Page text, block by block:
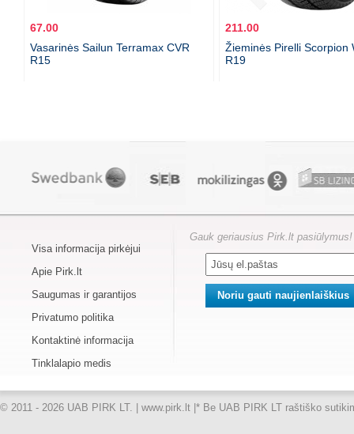
67.00
Vasarinės Sailun Terramax CVR
R15
211.00
Žieminės Pirelli Scorpion
R19
Visa informacija pirkėjui
Apie Pirk.lt
Saugumas ir garantijos
Privatumo politika
Kontaktinė informacija
Tinklalapio medis
Gauk geriausius Pirk.lt pasiūlymus!
© 2011 - 2026 UAB PIRK LT. | www.pirk.lt | * Be UAB PIRK LT raštiško